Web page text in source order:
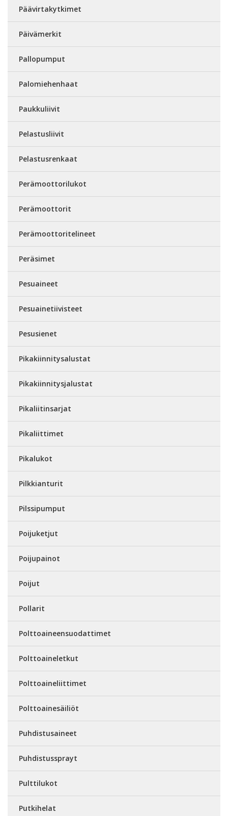
Päävirtakytkimet
Päivämerkit
Pallopumput
Palomiehenhaat
Paukkuliivit
Pelastusliivit
Pelastusrenkaat
Perämoottorilukot
Perämoottorit
Perämoottoritelineet
Peräsimet
Pesuaineet
Pesuainetiivisteet
Pesusienet
Pikakiinnitysalustat
Pikakiinnitysjalustat
Pikaliitinsarjat
Pikaliittimet
Pikalukot
Pilkkianturit
Pilssipumput
Poijuketjut
Poijupainot
Poijut
Pollarit
Polttoaineensuodattimet
Polttoaineletkut
Polttoaineliittimet
Polttoainesäiliöt
Puhdistusaineet
Puhdistussprayt
Pulttilukot
Putkihelat